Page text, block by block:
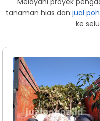
Melayani proyek
tanaman hias dan jual
ke